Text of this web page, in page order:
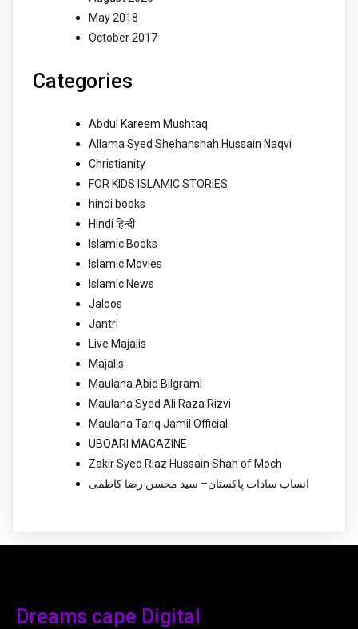
May 2018
October 2017
Categories
Abdul Kareem Mushtaq
Allama Syed Shehanshah Hussain Naqvi
Christianity
FOR KIDS ISLAMIC STORIES
hindi books
Hindi हिन्दी
Islamic Books
Islamic Movies
Islamic News
Jaloos
Jantri
Live Majalis
Majalis
Maulana Abid Bilgrami
Maulana Syed Ali Raza Rizvi
Maulana Tariq Jamil Official
UBQARI MAGAZINE
Zakir Syed Riaz Hussain Shah of Moch
انساب سادات پاکستان– سید محسن رضا کاظمی
Dreams cape Digital